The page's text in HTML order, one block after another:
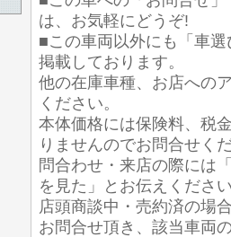
は、お気軽にどうぞ!
■この車両以外にも「車
掲載しております。
他の在庫車種、お店への
ください。
本体価格には保険料、税
りませんのでお問合せく
問合わせ・来店の際には
を見た」とお伝えくださ
店頭商談中・売約済の場
お問合せ頂き、該当車両